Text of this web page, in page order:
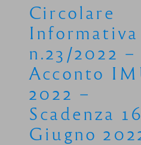
Circolare
Informativa
n.23/2022 –
Acconto
2022 –
Scadenza 16
Giugno